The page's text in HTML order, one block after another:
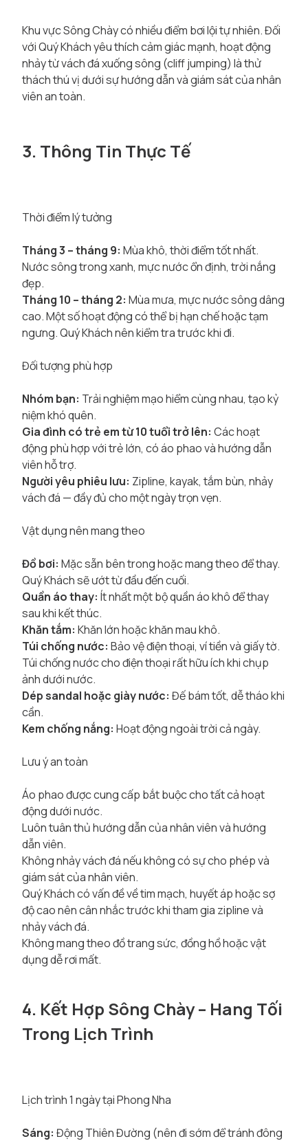
Khu vực Sông Chày có nhiều điểm bơi lội tự nhiên. Đối
với Quý Khách yêu thích cảm giác mạnh, hoạt động
nhảy từ vách đá xuống sông (cliff jumping) là thử
thách thú vị dưới sự hướng dẫn và giám sát của nhân
viên an toàn.
3. Thông Tin Thực Tế
Thời điểm lý tưởng
Tháng 3 – tháng 9: Mùa khô, thời điểm tốt nhất.
Nước sông trong xanh, mực nước ổn định, trời nắng
đẹp.
Tháng 10 – tháng 2: Mùa mưa, mực nước sông dâng
cao. Một số hoạt động có thể bị hạn chế hoặc tạm
ngưng. Quý Khách nên kiểm tra trước khi đi.
Đối tượng phù hợp
Nhóm bạn: Trải nghiệm mạo hiểm cùng nhau, tạo kỷ
niệm khó quên.
Gia đình có trẻ em từ 10 tuổi trở lên: Các hoạt
động phù hợp với trẻ lớn, có áo phao và hướng dẫn
viên hỗ trợ.
Người yêu phiêu lưu: Zipline, kayak, tắm bùn, nhảy
vách đá — đầy đủ cho một ngày trọn vẹn.
Vật dụng nên mang theo
Đồ bơi: Mặc sẵn bên trong hoặc mang theo để thay.
Quý Khách sẽ ướt từ đầu đến cuối.
Quần áo thay: Ít nhất một bộ quần áo khô để thay
sau khi kết thúc.
Khăn tắm: Khăn lớn hoặc khăn mau khô.
Túi chống nước: Bảo vệ điện thoại, ví tiền và giấy tờ.
Túi chống nước cho điện thoại rất hữu ích khi chụp
ảnh dưới nước.
Dép sandal hoặc giày nước: Đế bám tốt, dễ tháo khi
cần.
Kem chống nắng: Hoạt động ngoài trời cả ngày.
Lưu ý an toàn
Áo phao được cung cấp bắt buộc cho tất cả hoạt
động dưới nước.
Luôn tuân thủ hướng dẫn của nhân viên và hướng
dẫn viên.
Không nhảy vách đá nếu không có sự cho phép và
giám sát của nhân viên.
Quý Khách có vấn đề về tim mạch, huyết áp hoặc sợ
độ cao nên cân nhắc trước khi tham gia zipline và
nhảy vách đá.
Không mang theo đồ trang sức, đồng hồ hoặc vật
dụng dễ rơi mất.
4. Kết Hợp Sông Chày – Hang Tối
Trong Lịch Trình
Lịch trình 1 ngày tại Phong Nha
Sáng: Động Thiên Đường (nên đi sớm để tránh đông